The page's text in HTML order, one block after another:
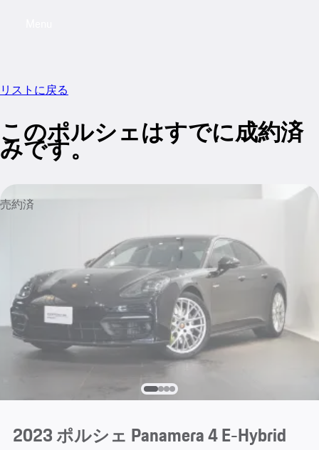
リストに戻る
このポルシェはすでに成約済
みです。
売約済
2023 ポルシェ Panamera 4 E-Hybrid